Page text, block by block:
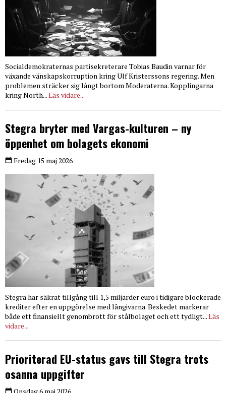
Socialdemokraternas partisekreterare Tobias Baudin varnar för
växande vänskapskorruption kring Ulf Kristerssons regering. Men
problemen sträcker sig långt bortom Moderaterna. Kopplingarna
kring North...Läs vidare...
Stegra bryter med Vargas-kulturen – ny
öppenhet om bolagets ekonomi
Fredag 15 maj 2026
Stegra har säkrat tillgång till 1,5 miljarder euro i tidigare blockerade
krediter efter en uppgörelse med långivarna. Beskedet markerar
både ett finansiellt genombrott för stålbolaget och ett tydligt...Läs
vidare...
Prioriterad EU-status gavs till Stegra trots
osanna uppgifter